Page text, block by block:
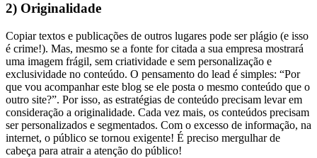
2) Originalidade
Copiar textos e publicações de outros lugares pode ser plágio (e isso
é crime!). Mas, mesmo se a fonte for citada a sua empresa mostrará
uma imagem frágil, sem criatividade e sem personalização e
exclusividade no conteúdo. O pensamento do lead é simples: “Por
que vou acompanhar este blog se ele posta o mesmo conteúdo que o
outro site?”. Por isso, as estratégias de conteúdo precisam levar em
consideração a originalidade. Cada vez mais, os conteúdos precisam
ser personalizados e segmentados. Com o excesso de informação, na
internet, o público se tornou exigente! É preciso mergulhar de
cabeça para atrair a atenção do público!